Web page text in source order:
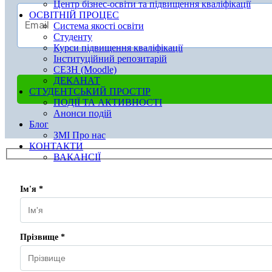
Центр бізнес-освіти та підвищення кваліфікації
ОСВІТНІЙ ПРОЦЕС
Система якості освіти
Студенту
Курси підвищення кваліфікації
Інституційний репозитарій
СЕЗН (Moodle)
ДЕКАНАТ
СТУДЕНТСЬКИЙ ПРОСТІР
ПОДІЇ ТА АКТИВНОСТІ
Анонси подій
Блог
ЗМІ Про нас
КОНТАКТИ
ВАКАНСІЇ
Ім'я *
Прізвище *